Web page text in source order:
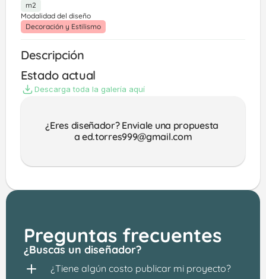
m2
Modalidad del diseño
Decoración y Estilismo
Descripción
Estado actual
Descarga toda la galería aquí
¿Eres diseñador? Enviale una propuesta
a ed.torres999@gmail.com
Preguntas frecuentes
¿Buscas un diseñador?
¿Tiene algún costo publicar mi proyecto?